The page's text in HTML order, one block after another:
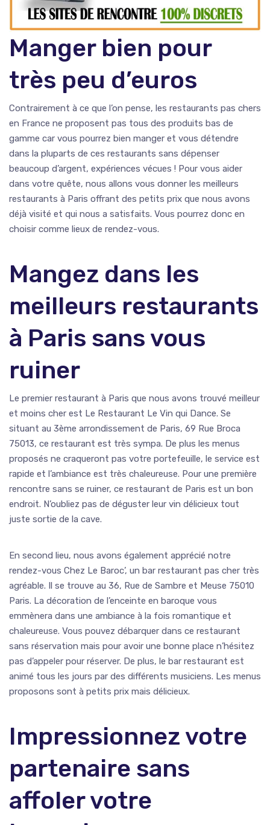
Manger bien pour
très peu d’euros
Contrairement à ce que l’on pense, les restaurants pas chers
en France ne proposent pas tous des produits bas de
gamme car vous pourrez bien manger et vous détendre
dans la pluparts de ces restaurants sans dépenser
beaucoup d’argent, expériences vécues ! Pour vous aider
dans votre quête, nous allons vous donner les meilleurs
restaurants à Paris offrant des petits prix que nous avons
déjà visité et qui nous a satisfaits. Vous pourrez donc en
choisir comme lieux de rendez-vous.
Mangez dans les
meilleurs restaurants
à Paris sans vous
ruiner
Le premier restaurant à Paris que nous avons trouvé meilleur
et moins cher est Le Restaurant Le Vin qui Dance. Se
situant au 3ème arrondissement de Paris, 69 Rue Broca
75013, ce restaurant est très sympa. De plus les menus
proposés ne craqueront pas votre portefeuille, le service est
rapide et l’ambiance est très chaleureuse. Pour une première
rencontre sans se ruiner, ce restaurant de Paris est un bon
endroit. N’oubliez pas de déguster leur vin délicieux tout
juste sortie de la cave.
En second lieu, nous avons également apprécié notre
rendez-vous Chez Le Baroc’, un bar restaurant pas cher très
agréable. Il se trouve au 36, Rue de Sambre et Meuse 75010
Paris. La décoration de l’enceinte en baroque vous
emmènera dans une ambiance à la fois romantique et
chaleureuse. Vous pouvez débarquer dans ce restaurant
sans réservation mais pour avoir une bonne place n’hésitez
pas d’appeler pour réserver. De plus, le bar restaurant est
animé tous les jours par des différents musiciens. Les menus
proposons sont à petits prix mais délicieux.
Impressionnez votre
partenaire sans
affoler votre